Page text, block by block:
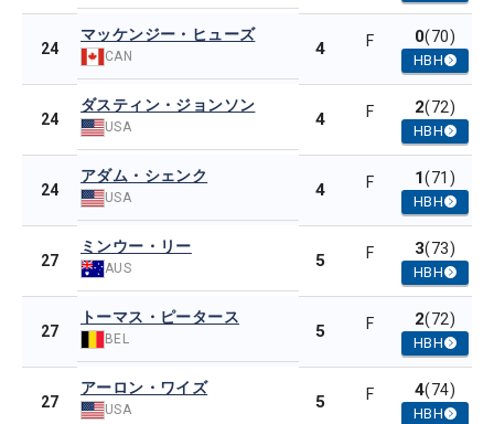
24
マッケンジー・ヒューズ
CAN 4 F 0(70)
HBH
24
ダスティン・ジョンソン
USA 4 F 2(72)
HBH
24
アダム・シェンク
USA 4 F 1(71)
HBH
27
ミンウー・リー
AUS 5 F 3(73)
HBH
27
トーマス・ピータース
BEL 5 F 2(72)
HBH
27
アーロン・ワイズ
USA 5 F 4(74)
HBH